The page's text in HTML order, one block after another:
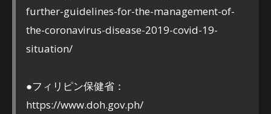
further-guidelines-for-the-management-of-
the-coronavirus-disease-2019-covid-19-
situation/
●フィリピン保健省：
https://www.doh.gov.ph/